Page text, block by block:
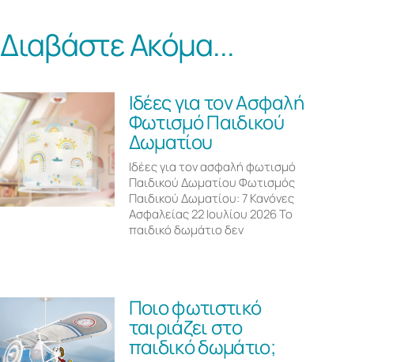
Διαβάστε Ακόμα...
Ιδέες για τον Ασφαλή
Φωτισμό Παιδικού
Δωματίου
Ιδέες για τον ασφαλή φωτισμό
Παιδικού Δωματίου Φωτισμός
Παιδικού Δωματίου: 7 Κανόνες
Ασφαλείας 22 Ιουλίου 2026 Το
παιδικό δωμάτιο δεν
Ποιο φωτιστικό
ταιριάζει στο
παιδικό δωμάτιο;